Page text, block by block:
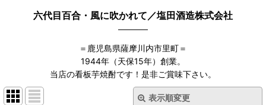
六代目百合・風に吹かれて／塩田酒造株式会社
＝鹿児島県薩摩川内市里町＝
1944年（天保15年）創業。
当店の看板芋焼酎です！是非ご賞味下さい。
表示順変更